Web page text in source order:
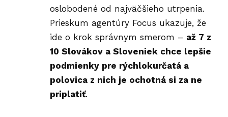
oslobodené od najväčšieho utrpenia.
Prieskum agentúry Focus ukazuje, že
ide o krok správnym smerom – až 7 z
10 Slovákov a Sloveniek chce lepšie
podmienky pre rýchlokurčatá a
polovica z nich je ochotná si za ne
priplatiť.